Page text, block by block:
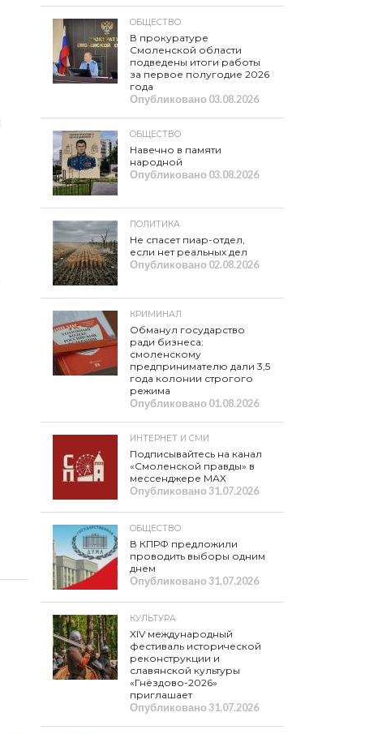
ОБЩЕСТВО
В прокуратуре
Смоленской области
подведены итоги работы
за первое полугодие 2026
года
Опубликовано03.08.2026
ОБЩЕСТВО
Навечно в памяти
народной
Опубликовано03.08.2026
ПОЛИТИКА
Не спасет пиар-отдел,
если нет реальных дел
Опубликовано02.08.2026
КРИМИНАЛ
Обманул государство
ради бизнеса:
смоленскому
предпринимателю дали 3,5
года колонии строгого
режима
Опубликовано01.08.2026
ИНТЕРНЕТ И СМИ
Подписывайтесь на канал
«Смоленской правды» в
мессенджере МАХ
Опубликовано31.07.2026
ОБЩЕСТВО
В КПРФ предложили
проводить выборы одним
днем
Опубликовано31.07.2026
КУЛЬТУРА
XIV международный
фестиваль исторической
реконструкции и
славянской культуры
«Гнёздово-2026»
приглашает
Опубликовано31.07.2026